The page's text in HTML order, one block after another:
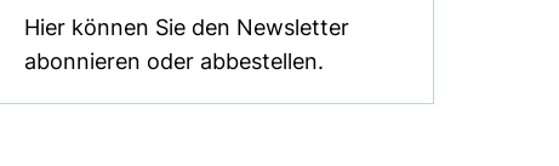
Hier können Sie den Newsletter
abonnieren oder abbestellen.